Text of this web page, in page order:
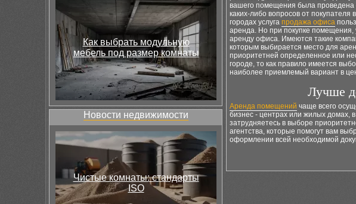
Как выбрать модульную
мебель под размер комнаты
Новости недвижимости
Чистые комнаты: стандарты
ISO
вашего помещения была проведена
каких-либо вопросов от
городах услуга продажа офиса
аренда. Но при покупке помещения,
аренду офиса. Имеются такие
которым выбирается место для
приоритетней определенное или
городе, то как правило имеется
наиболее приемлемый вариант в
Лучше
Аренда помещений чаще всего
бизнес - центрах или жилых домах,
затрудняетесь в выборе
агентства, которые помогут вам
оформлении всей необходимой